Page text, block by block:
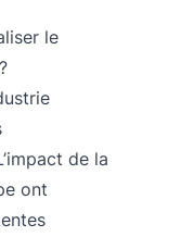
le
de la
ont